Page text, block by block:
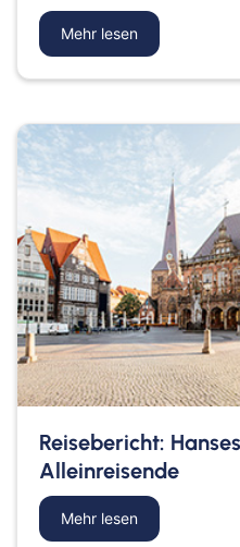
Mehr lesen
Reisebericht:
Alleinreisende
Mehr lesen